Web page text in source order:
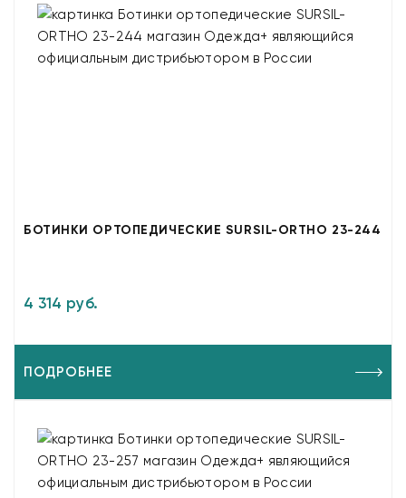
БОТИНКИ ОРТОПЕДИЧЕСКИЕ SURSIL-ORTHO 23-244
4 314 руб.
ПОДРОБНЕЕ